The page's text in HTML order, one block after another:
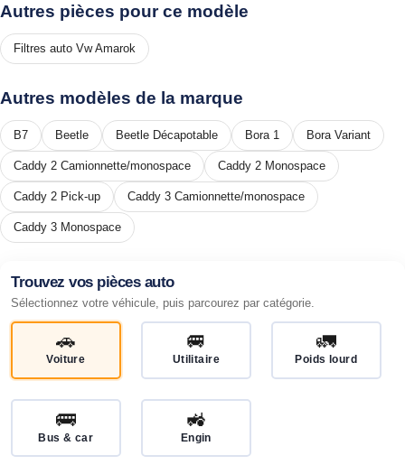
Autres pièces pour ce modèle
Filtres auto Vw Amarok
Autres modèles de la marque
B7 Beetle Beetle Décapotable Bora 1 Bora Variant
Caddy 2 Camionnette/monospace Caddy 2 Monospace
Caddy 2 Pick-up Caddy 3 Camionnette/monospace
Caddy 3 Monospace
Trouvez vos pièces auto
Sélectionnez votre véhicule, puis parcourez par catégorie.
🚗
Voiture
🚐
Utilitaire
🚛
Poids lourd
🚌
Bus & car
🚜
Engin